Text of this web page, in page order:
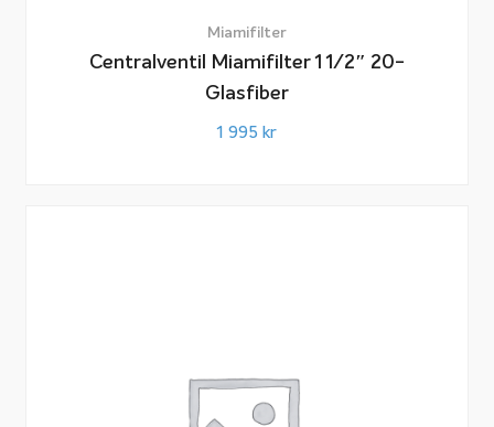
Miamifilter
Centralventil Miamifilter 1 1/2″ 20-
Glasfiber
1 995 kr